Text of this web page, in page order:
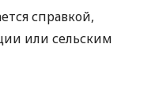
справкой,
или сельским